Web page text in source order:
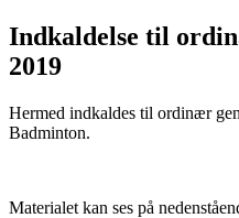
Indkaldelse til
2019
Hermed indkaldes til ordinær
Badminton.
Materialet kan ses på